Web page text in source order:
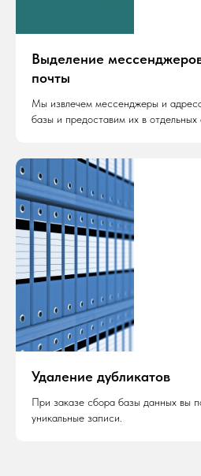
Выделение
почты
Мы извлечем мессенджеры и
базы и предоставим их в отдельных
Удаление дубликатов
При заказе сбора базы данных вы
уникальные записи.